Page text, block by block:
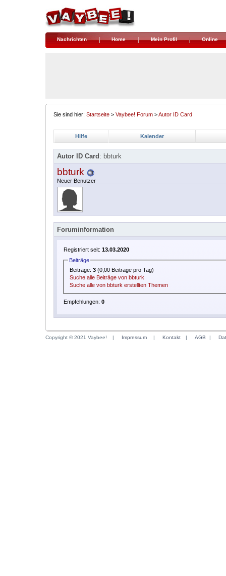
Nachrichten Home Mein Profil Online
Sie sind hier: Startseite > Vaybee! Forum >Autor ID Card
Hilfe Kalender
Autor ID Card : bbturk
bbturk
Neuer Benutzer
Foruminformation
Registriert seit: 13.03.2020
Beiträge
Beiträge:3 (0,00 Beiträge pro Tag)
Suche alle Beiträge von bbturk
Suche alle von bbturk erstellten Themen
Empfehlungen: 0
Copyright © 2021 Vaybee! | Impressum | Kontakt | AGB |